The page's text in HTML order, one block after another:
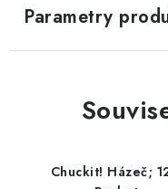
Parametry
Chuckit! Házeč;